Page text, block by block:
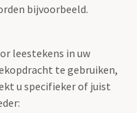
bijvoorbeeld.
leestekens in uw
te gebruiken,
u specifieker of juist